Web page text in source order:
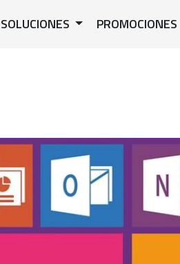
SOLUCIONES PROMOCIONES